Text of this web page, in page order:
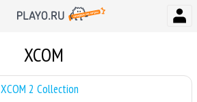
XCOM
XCOM 2 Collection